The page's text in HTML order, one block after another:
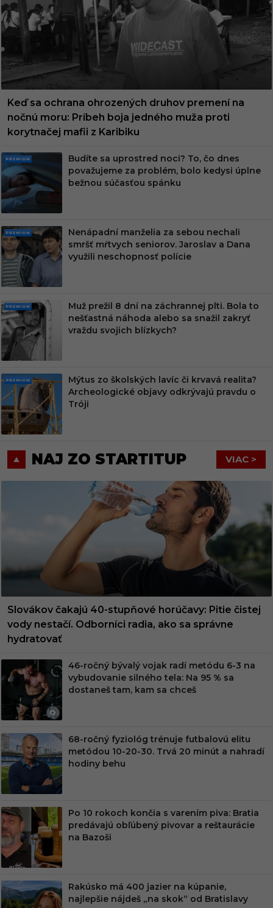
UM
Keď sa ochrana ohrozených druhov premení na
nočnú moru: Príbeh boja jedného muža proti
korytnačej mafii z Karibiku
PRE
MIU
M
Budíte sa uprostred noci? To, čo dnes
považujeme za problém, bolo kedysi úplne
bežnou súčasťou spánku
PRE
MIU
M
Nenápadní manželia za sebou nechali
smršť mŕtvych seniorov. Jaroslav a Dana
využili neschopnosť polície
PRE
MIU
M
Muž prežil 8 dní na záchrannej plti. Bola to
nešťastná náhoda alebo sa snažil zakryť
vraždu svojich blízkych?
PRE
MIU
M
Mýtus zo školských lavíc či krvavá realita?
Archeologické objavy odkrývajú pravdu o
Tróji
NAJ ZO STARTITUP VIAC >
Slovákov čakajú 40-stupňové horúčavy: Pitie čistej
vody nestačí. Odborníci radia, ako sa správne
hydratovať
46-ročný bývalý vojak radí metódu 6-3 na
vybudovanie silného tela: Na 95 % sa
dostaneš tam, kam sa chceš
68-ročný fyziológ trénuje futbalovú elitu
metódou 10-20-30. Trvá 20 minút a nahradí
hodiny behu
Po 10 rokoch končia s varením piva: Bratia
predávajú obľúbený pivovar a reštaurácie
na Bazoši
Rakúsko má 400 jazier na kúpanie,
najlepšie nájdeš „na skok“ od Bratislavy